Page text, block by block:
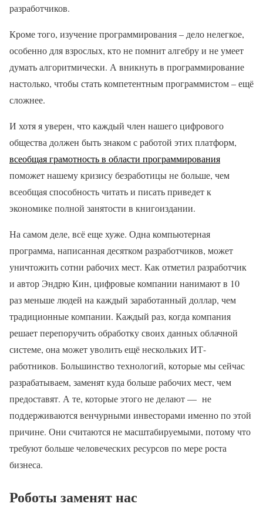
разработчиков.
Кроме того, изучение программирования – дело нелегкое,
особенно для взрослых, кто не помнит алгебру и не умеет
думать алгоритмически. А вникнуть в программирование
настолько, чтобы стать компетентным программистом – ещё
сложнее.
И хотя я уверен, что каждый член нашего цифрового
общества должен быть знаком с работой этих платформ,
всеобщая грамотность в области программирования
поможет нашему кризису безработицы не больше, чем
всеобщая способность читать и писать приведет к
экономике полной занятости в книгоиздании.
На самом деле, всё еще хуже. Одна компьютерная
программа, написанная десятком разработчиков, может
уничтожить сотни рабочих мест. Как отметил разработчик
и автор Эндрю Кин, цифровые компании нанимают в 10
раз меньше людей на каждый заработанный доллар, чем
традиционные компании. Каждый раз, когда компания
решает перепоручить обработку своих данных облачной
системе, она может уволить ещё нескольких ИТ-
работников. Большинство технологий, которые мы сейчас
разрабатываем, заменят куда больше рабочих мест, чем
предоставят. А те, которые этого не делают — не
поддерживаются венчурными инвесторами именно по этой
причине. Они считаются не масштабируемыми, потому что
требуют больше человеческих ресурсов по мере роста
бизнеса.
Роботы заменят нас